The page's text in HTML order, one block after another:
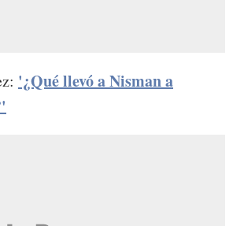
'¿Qué llevó a Nisman a